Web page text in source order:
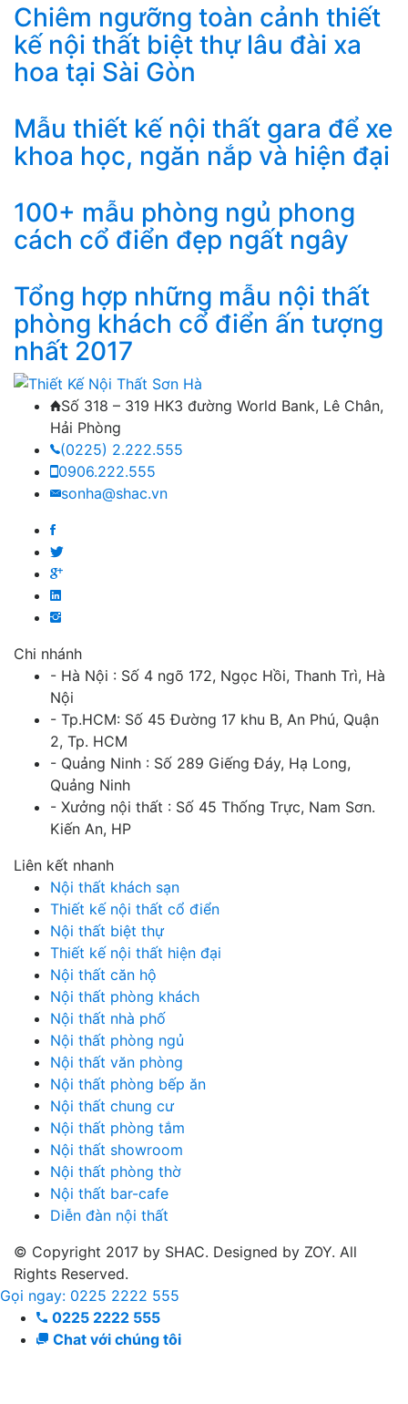
Chiêm ngưỡng toàn cảnh thiết
kế nội thất biệt thự lâu đài xa
hoa tại Sài Gòn
Mẫu thiết kế nội thất gara để xe
khoa học, ngăn nắp và hiện đại
100+ mẫu phòng ngủ phong
cách cổ điển đẹp ngất ngây
Tổng hợp những mẫu nội thất
phòng khách cổ điển ấn tượng
nhất 2017
Số 318 – 319 HK3 đường World Bank, Lê Chân,
Hải Phòng
(0225) 2.222.555
0906.222.555
sonha@shac.vn
Chi nhánh
- Hà Nội : Số 4 ngõ 172, Ngọc Hồi, Thanh Trì, Hà
Nội
- Tp.HCM: Số 45 Đường 17 khu B, An Phú, Quận
2, Tp. HCM
- Quảng Ninh : Số 289 Giếng Đáy, Hạ Long,
Quảng Ninh
- Xưởng nội thất : Số 45 Thống Trực, Nam Sơn.
Kiến An, HP
Liên kết nhanh
Nội thất khách sạn
Thiết kế nội thất cổ điển
Nội thất biệt thự
Thiết kế nội thất hiện đại
Nội thất căn hộ
Nội thất phòng khách
Nội thất nhà phố
Nội thất phòng ngủ
Nội thất văn phòng
Nội thất phòng bếp ăn
Nội thất chung cư
Nội thất phòng tắm
Nội thất showroom
Nội thất phòng thờ
Nội thất bar-cafe
Diễn đàn nội thất
© Copyright 2017 by SHAC. Designed by ZOY. All
Rights Reserved.
Gọi ngay: 0225 2222 555
0225 2222 555
Chat với chúng tôi